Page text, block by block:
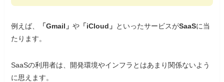
例えば、 「Gmail」や 「iCloud」 といったサービスがSaaSに当
たります。
SaaSの利用者は、開発環境やインフラとはあまり関係ないよう
に思えます。